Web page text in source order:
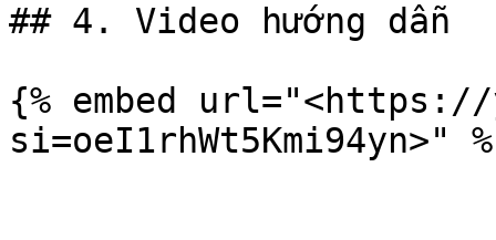
## 4. Video hướng dẫn
{% embed url="<https://